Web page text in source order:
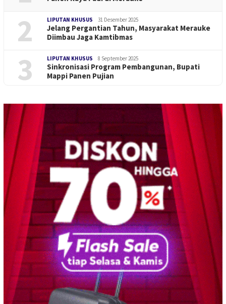
2 LIPUTAN KHUSUS 31 Desember 2025
Jelang Pergantian Tahun, Masyarakat Merauke
Diimbau Jaga Kamtibmas
3 LIPUTAN KHUSUS 8 September 2025
Sinkronisasi Program Pembangunan, Bupati
Mappi Panen Pujian